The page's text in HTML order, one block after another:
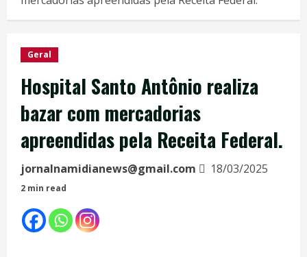
Geral
Hospital Santo Antônio realiza
bazar com mercadorias
apreendidas pela Receita Federal.
jornalnamidianews@gmail.com 18/03/2025
2 min read